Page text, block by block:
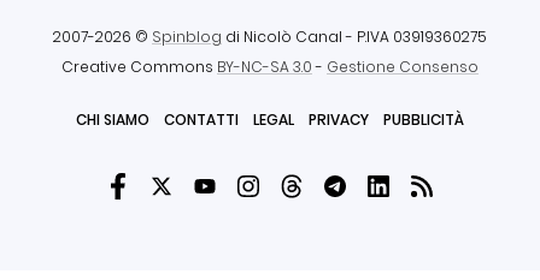
2007-2026 © Spinblog di Nicolò Canal - P.IVA 03919360275
Creative Commons BY-NC-SA 3.0- Gestione Consenso
CHI SIAMO CONTATTI LEGAL PRIVACY PUBBLICITÀ